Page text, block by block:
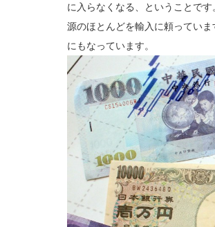
に入らなくなる、ということで
源のほとんどを輸入に頼ってい
にもなっています。